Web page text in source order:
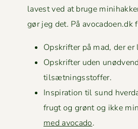
lavest ved at bruge
gør jeg det. På avocadoen.dk
Opskrifter på mad, der er
Opskrifter uden
tilsætningsstoffer.
Inspi­ra­tion til sund
frugt og grønt og ikke
med avo­ca­do.